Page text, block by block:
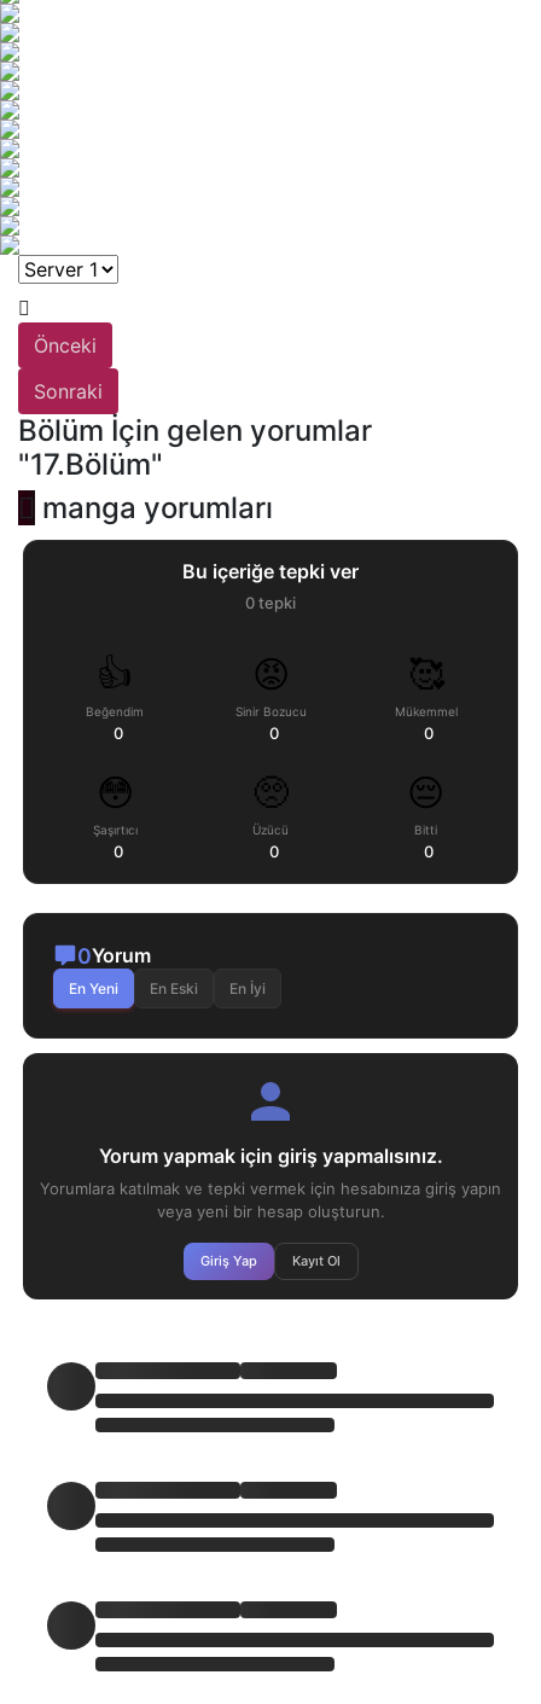
Önceki
Sonraki
Bölüm İçin gelen yorumlar
"17.Bölüm"
manga yorumları
Bu içeriğe tepki ver
0tepki
👍
Beğendim
0
😡
Sinir Bozucu
0
🥰
Mükemmel
0
😳
Şaşırtıcı
0
🥺
Üzücü
0
😔
Bitti
0
0Yorum
En Yeni En Eski En İyi
Yorum yapmak için giriş yapmalısınız.
Yorumlara katılmak ve tepki vermek için hesabınıza giriş yapın
veya yeni bir hesap oluşturun.
Giriş Yap Kayıt Ol